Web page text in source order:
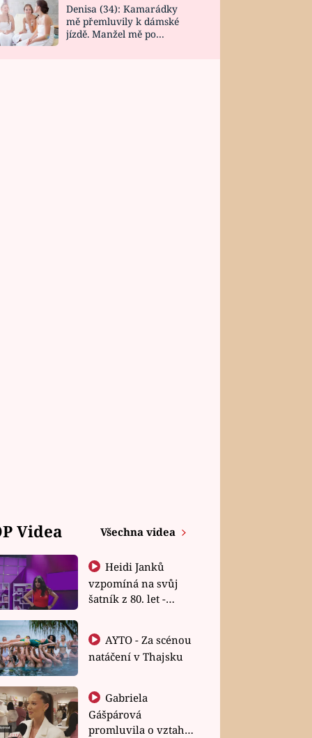
Denisa (34): Kamarádky
mě přemluvily k dámské
jízdě. Manžel mě po
Videa Všechna videa
Heidi Janků
vzpomíná na svůj
šatník z 80. let -
natáčení v Thajsku
Gabriela
Gášpárová
promluvila o vztahu